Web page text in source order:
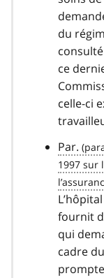
du
ce
celle-ci
Par.
fournit
qui
cadre